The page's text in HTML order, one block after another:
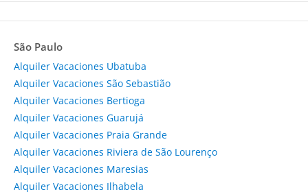
São Paulo
Alquiler Vacaciones Ubatuba
Alquiler Vacaciones São Sebastião
Alquiler Vacaciones Bertioga
Alquiler Vacaciones Guarujá
Alquiler Vacaciones Praia Grande
Alquiler Vacaciones Riviera de São Lourenço
Alquiler Vacaciones Maresias
Alquiler Vacaciones Ilhabela